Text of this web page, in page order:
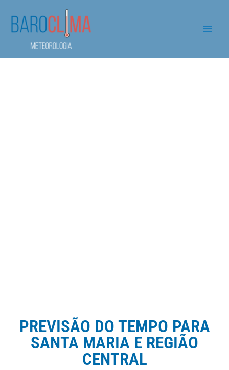
PREVISÃO DO TEMPO PARA
SANTA MARIA E REGIÃO
CENTRAL